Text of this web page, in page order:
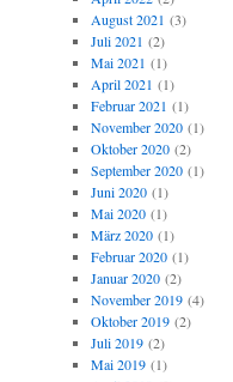
August 2021 (3)
Juli 2021 (2)
Mai 2021 (1)
April 2021 (1)
Februar 2021 (1)
November 2020(1)
Oktober 2020(2)
September 2020(1)
Juni 2020(1)
Mai 2020(1)
März 2020(1)
Februar 2020(1)
Januar 2020(2)
November 2019(4)
Oktober 2019(2)
Juli 2019(2)
Mai 2019(1)